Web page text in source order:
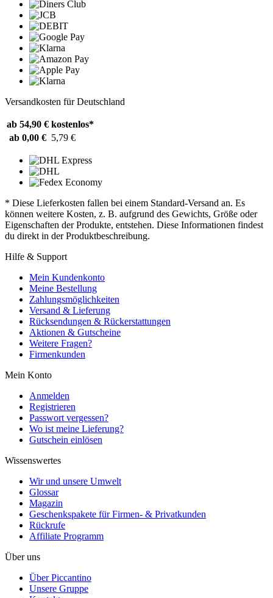
Versandkosten für Deutschland
ab 54,90 € kostenlos*
ab 0,00 € 5,79 €
* Diese Lieferkosten fallen bei einem Standard-Versand an. Es
können weitere Kosten, z. B. aufgrund des Gewichts, Größe oder
Eigenschaften der Produkte, entstehen. Diese Informationen findest
du direkt in der Produktbeschreibung.
Hilfe & Support
Mein Kundenkonto
Meine Bestellung
Zahlungsmöglichkeiten
Versand & Lieferung
Rücksendungen & Rückerstattungen
Aktionen & Gutscheine
Weitere Fragen?
Firmenkunden
Mein Konto
Anmelden
Registrieren
Passwort vergessen?
Wo ist meine Lieferung?
Gutschein einlösen
Wissenswertes
Wir und unsere Umwelt
Glossar
Magazin
Geschenkspakete für Firmen- & Privatkunden
Rückrufe
Affiliate Programm
Über uns
Über Piccantino
Unsere Gruppe